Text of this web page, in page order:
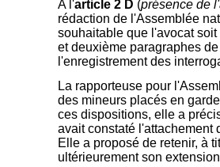
A l'article 2 D (présence de
rédaction de l'Assemblée
souhaitable que l'avocat
et deuxième paragraphes
l'enregistrement des
La rapporteuse pour
des mineurs placés en
ces dispositions, elle a
avait constaté l'attachement
Elle a proposé de retenir, à
ultérieurement son